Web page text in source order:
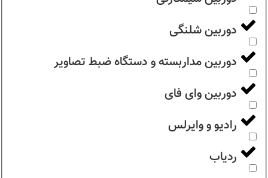
دوربین شلنگی
دوربین مداربسته و دستگاه ضبط تصاویر
دوربین وای فای
رادیو و وایرلس
ردیاب